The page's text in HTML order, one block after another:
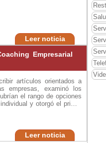
Leer noticia
Empresarial
artículos orientados a
empresas, examinó los
el rango de opciones
y otorgó el primer
Leer noticia